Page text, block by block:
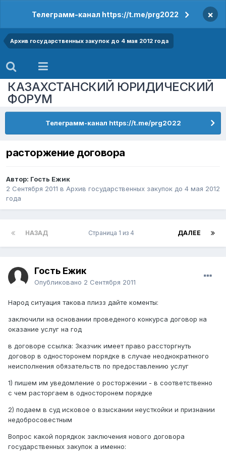
Телеграмм-канал https://t.me/prg2022 ×
Архив государственных закупок до 4 мая 2012 года
КАЗАХСТАНСКИЙ ЮРИДИЧЕСКИЙ
ФОРУМ
Телеграмм-канал https://t.me/prg2022
расторжение договора
Автор: Гость Ежик
2 Сентября 2011 в Архив государственных закупок до 4 мая 2012
года
НАЗАД ДАЛЕЕ
Страница 1 из 4
Гость Ежик
Опубликовано 2 Сентября 2011
Народ ситуация такова плизз дайте коменты:
заключили на основании проведеного конкурса договор на
оказание услуг на год
в договоре ссылка: Зказчик имеет право рассторгнуть
договор в односторонем порядке в случае неоднократнного
неисполнения обязательств по предоставлению услуг
1) пишем им уведомление о росторжении - в соответственно
с чем расторгаем в односторонем порядке
2) подаем в суд исковое о взыскании неусткойки и признании
недобросовестным
Вопрос какой порядкок заключения нового договора
государственных закупок а именно: